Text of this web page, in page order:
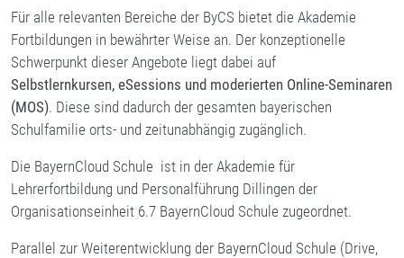
Für alle relevanten Bereiche der ByCS bietet die Akademie
Fortbildungen in bewährter Weise an. Der konzeptionelle
Schwerpunkt dieser Angebote liegt dabei auf
Selbstlernkursen, eSessions und moderierten Online-Seminaren
(MOS). Diese sind dadurch der gesamten bayerischen
Schulfamilie orts- und zeitunabhängig zugänglich.
Die BayernCloud Schule ist in der Akademie für
Lehrerfortbildung und Personalführung Dillingen der
Organisationseinheit 6.7 BayernCloud Schule zugeordnet.
Parallel zur Weiterentwicklung der BayernCloud Schule (Drive,